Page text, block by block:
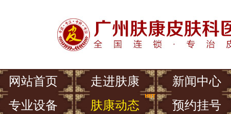
网站首页 走进肤康 新闻中心
专业设备
肤康动态 预约挂号